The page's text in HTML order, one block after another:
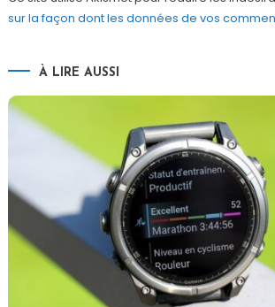
sur la façon dont les données de vos
À LIRE AUSSI